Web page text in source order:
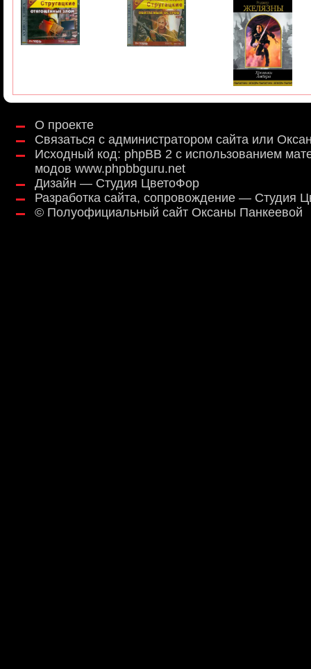
О проекте
Связаться с администратором сайта или
Исходный код: phpBB 2 с использованием
модов www.phpbbguru.net
Дизайн — Студия ЦветоФор
Разработка сайта, сопровождение — Студия
© Полуофициальный сайт Оксаны Панкеевой